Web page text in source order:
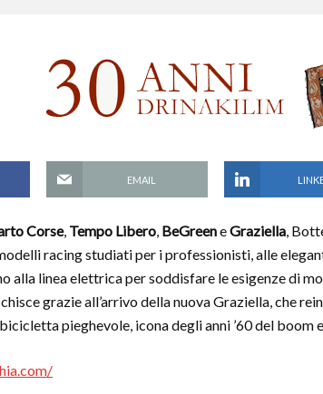
EMAIL
rto Corse, Tempo Libero, BeGreeneGraziella,
racing studiati per i professionisti, alle
alla linea elettrica per soddisfare le esigenze di
grazie all’arrivo della nuova Graziella, che
pieghevole, icona degli anni ’60 del boom